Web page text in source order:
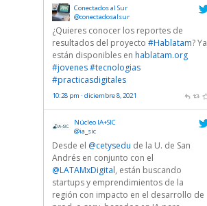
Conectados al Sur
@conectadosalsur
¿Quieres conocer los reportes de
resultados del proyecto #Hablatam? Ya
están disponibles en hablatam.org
#jovenes#tecnologias
#practicasdigitales
10:28 pm · diciembre 8, 2021
Núcleo IA+SIC
@ia_sic
Desde el @cetysedu de la U. de San
Andrés en conjunto con el
@LATAMxDigital, están buscando
startups y emprendimientos de la
región con impacto en el desarrollo de